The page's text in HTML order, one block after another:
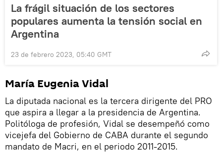
La frágil situación de los sectores
populares aumenta la tensión social en
Argentina
23 de febrero 2023, 05:40 GMT
María Eugenia Vidal
La diputada nacional es la tercera dirigente del PRO
que aspira a llegar a la presidencia de Argentina.
Politóloga de profesión, Vidal se desempeñó como
vicejefa del Gobierno de CABA durante el segundo
mandato de Macri, en el periodo 2011-2015.